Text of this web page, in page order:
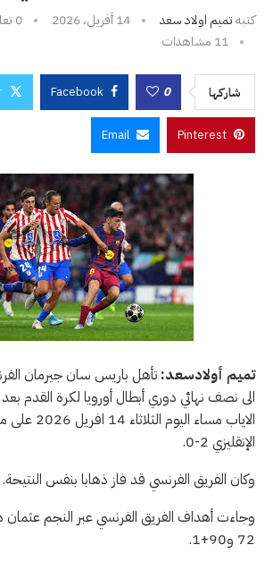
كتبهتميم اولاد سعد 14 أفريل، 2026
0 تعليقات
11 مشاهدات
شاركها 0
Facebook
Pinterest
Email
تميم أولادسعد: تأهل باريس سان جيرمان
الى نصف نهائي دوري أبطال أورويا لكرة القدم
الاياب مساء
الإنقليزي 2-0.
وكان الفريق الفرنسي قد فاز ذهابا بنفس النتيحة.
وجاءت أهداف الفريق الفرنسي عبر النجم عثمان
72 و90+1.